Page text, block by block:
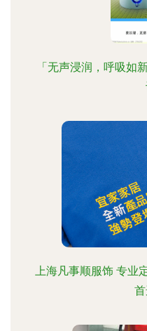
「无声浸润，呼吸
上海凡事顺服饰 专业